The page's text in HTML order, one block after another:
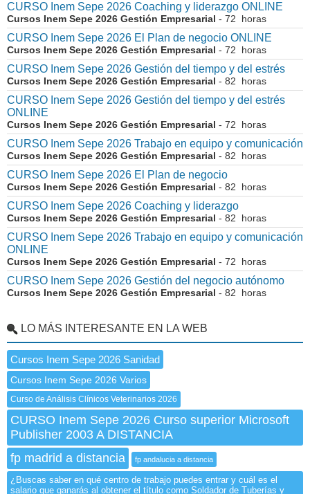
CURSO Inem Sepe 2026 Coaching y liderazgo ONLINE
Cursos Inem Sepe 2026 Gestión Empresarial - 72 horas
CURSO Inem Sepe 2026 El Plan de negocio ONLINE
Cursos Inem Sepe 2026 Gestión Empresarial - 72 horas
CURSO Inem Sepe 2026 Gestión del tiempo y del estrés
Cursos Inem Sepe 2026 Gestión Empresarial - 82 horas
CURSO Inem Sepe 2026 Gestión del tiempo y del estrés
ONLINE
Cursos Inem Sepe 2026 Gestión Empresarial - 72 horas
CURSO Inem Sepe 2026 Trabajo en equipo y comunicación
Cursos Inem Sepe 2026 Gestión Empresarial - 82 horas
CURSO Inem Sepe 2026 El Plan de negocio
Cursos Inem Sepe 2026 Gestión Empresarial - 82 horas
CURSO Inem Sepe 2026 Coaching y liderazgo
Cursos Inem Sepe 2026 Gestión Empresarial - 82 horas
CURSO Inem Sepe 2026 Trabajo en equipo y comunicación
ONLINE
Cursos Inem Sepe 2026 Gestión Empresarial - 72 horas
CURSO Inem Sepe 2026 Gestión del negocio autónomo
Cursos Inem Sepe 2026 Gestión Empresarial - 82 horas
LO MÁS INTERESANTE EN LA WEB
Cursos Inem Sepe 2026 Sanidad
Cursos Inem Sepe 2026 Varios
Curso de Análisis Clínicos Veterinarios 2026
CURSO Inem Sepe 2026 Curso superior Microsoft
Publisher 2003 A DISTANCIA
fp madrid a distancia
fp andalucia a distancia
¿Buscas saber en qué centro de trabajo puedes entrar y cuál es el
salario que ganarás al obtener el título como Soldador de Tuberías y